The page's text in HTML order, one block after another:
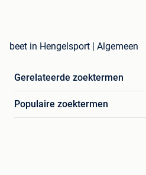
beet in Hengelsport | Algemeen
Gerelateerde zoektermen
Populaire zoektermen